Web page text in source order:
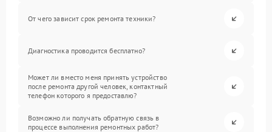
От чего зависит срок ремонта техники?
Диагностика проводится бесплатно?
Может ли вместо меня принять устройство
после ремонта другой человек, контактный
телефон которого я предоставлю?
Возможно ли получать обратную связь в
процессе выполнения ремонтных работ?